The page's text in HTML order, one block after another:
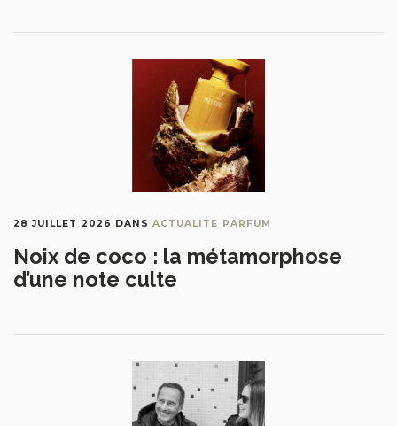
28 JUILLET 2026 DANSACTUALITE PARFUM
Noix de coco : la métamorphose
d’une note culte